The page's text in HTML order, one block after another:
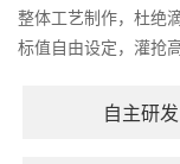
整体工艺制作，杜绝
标值自由设定，灌抢
自主研发